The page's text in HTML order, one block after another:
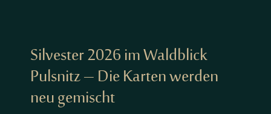
Silvester 2026 im Waldblick
Pulsnitz – Die Karten werden
neu gemischt